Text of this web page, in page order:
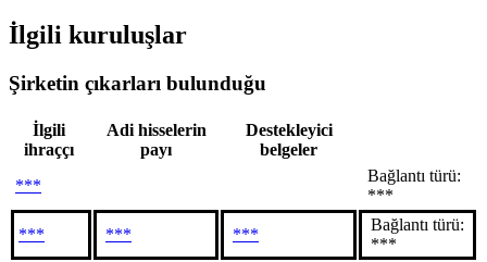
İlgili kuruluşlar
Şirketin çıkarları bulunduğu
İlgili
ihraççı
Adi hisselerin
payı
Destekleyici
belgeler
***
Bağlantı türü:
***
*** *** ***
Bağlantı türü:
***